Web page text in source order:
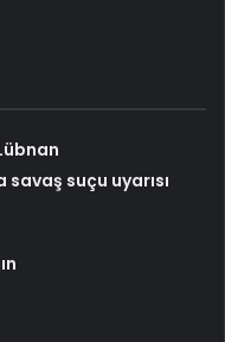
suçu uyarısı